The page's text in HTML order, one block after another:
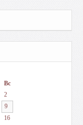
Вс
2
9
16